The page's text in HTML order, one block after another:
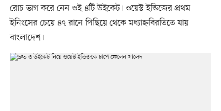
রোচ ভাগ করে নেন ওই ৪টি উইকেট। ওয়েস্ট ইন্ডিজের প্রথম
ইনিংসের চেয়ে ৪৭ রানে পিছিয়ে থেকে মধ্যাহ্নবিরতিতে যায়
বাংলাদেশ।